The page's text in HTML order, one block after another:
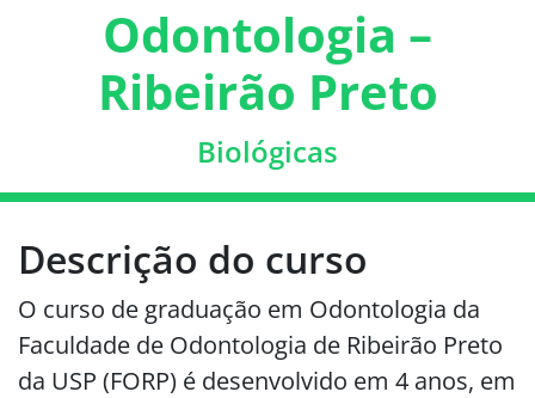
Odontologia –
Ribeirão Preto
Biológicas
Descrição do curso
O curso de graduação em Odontologia da
Faculdade de Odontologia de Ribeirão Preto
da USP (FORP) é desenvolvido em 4 anos, em